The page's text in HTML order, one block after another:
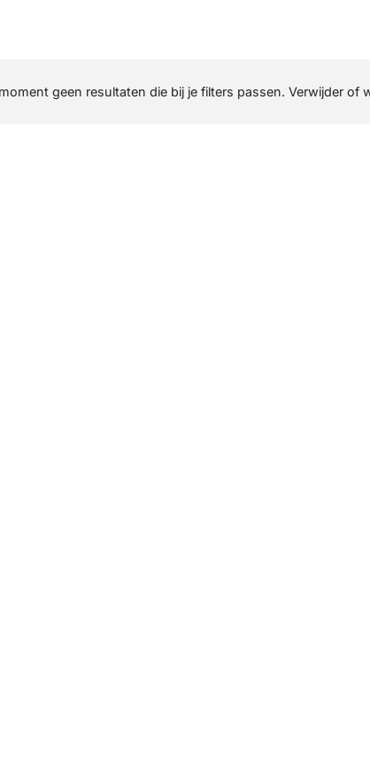
geen resultaten die bij je filters passen. Verwijder of